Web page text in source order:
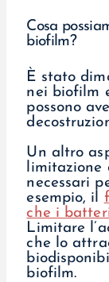
Cosa
biofilm?
È stato
nei biofilm
possono
Un altro
limitazione
necessari
esempio, il
che i
Limitare
che lo
biofilm.